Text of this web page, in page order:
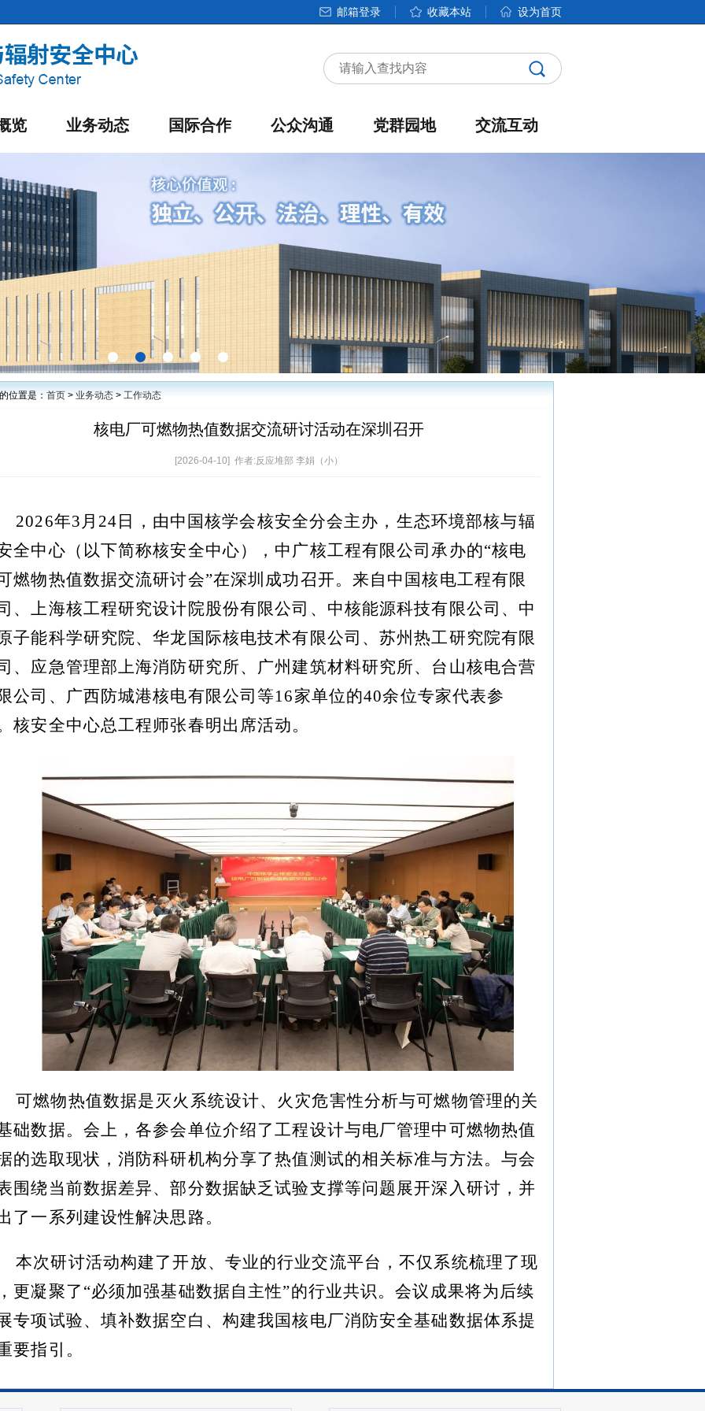
邮箱登录 收藏本站 设为首页
览 业务动态 国际合作 公众沟通 党群园地 交流互动
位置是： 首页 > 业务动态 > 工作动态
核电厂可燃物热值数据交流研讨活动在深圳召开
[2026-04-10] 作者:反应堆部 李娟（小）
2026年3 月 24 日，由中国核学会核安全分会主办，生态环境部核与辐
全中心（以下简称核安全中心），中广核工程有限公司承办的“核电
燃物热值数据交流研讨会”在深圳成功召开。来自中国核电工程有限
、上海核工程研究设计院股份有限公司、中核能源科技有限公司、中
子能科学研究院、华龙国际核电技术有限公司、苏州热工研究院有限
、应急管理部上海消防研究所、广州建筑材料研究所、台山核电合营
公司、广西防城港核电有限公司等16家单位的40余位专家代表参
核安全中心总工程师张春明出席活动。
可燃物热值数据是灭火系统设计、火灾危害性分析与可燃物管理的关
础数据。会上，各参会单位介绍了工程设计与电厂管理中可燃物热值
的选取现状，消防科研机构分享了热值测试的相关标准与方法。与会
围绕当前数据差异、部分数据缺乏试验支撑等问题展开深入研讨，并
了一系列建设性解决思路。
本次研讨活动构建了开放、专业的行业交流平台，不仅系统梳理了现
更凝聚了“必须加强基础数据自主性”的行业共识。会议成果将为后续
专项试验、填补数据空白、构建我国核电厂消防安全基础数据体系提
要指引。